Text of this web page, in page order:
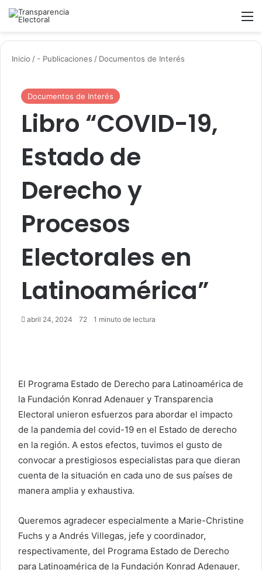
Inicio / - Publicaciones / Documentos de Interés
Documentos de Interés
Libro “COVID-19,
Estado de
Derecho y
Procesos
Electorales en
Latinoamérica”
abril 24, 2024 72 1 minuto de lectura
El Programa Estado de Derecho para Latinoamérica de
la Fundación Konrad Adenauer y Transparencia
Electoral unieron esfuerzos para abordar el impacto
de la pandemia del covid-19 en el Estado de derecho
en la región. A estos efectos, tuvimos el gusto de
convocar a prestigiosos especialistas para que dieran
cuenta de la situación en cada uno de sus países de
manera amplia y exhaustiva.
Queremos agradecer especialmente a Marie-Christine
Fuchs y a Andrés Villegas, jefe y coordinador,
respectivamente, del Programa Estado de Derecho
para Latinoamérica de la Fundación Konrad Adenauer,